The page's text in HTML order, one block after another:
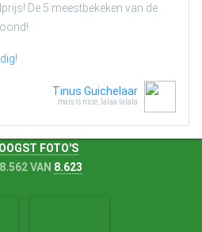
De 5 meestbekeken van de
Tinus Guichelaar
mais is nice, lalaa lalala
FOTO'S
VAN 8.623